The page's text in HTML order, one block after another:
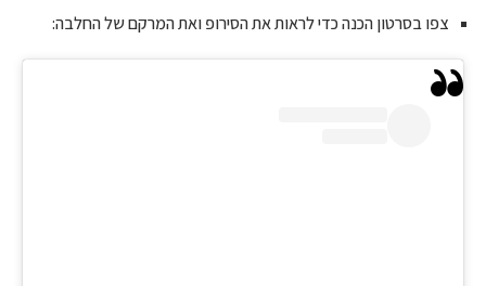
צפו בסרטון הכנה כדי לראות את הסירופ ואת המרקם של החלבה: